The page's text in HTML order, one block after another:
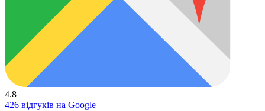
4.8
426 відгуків на Google